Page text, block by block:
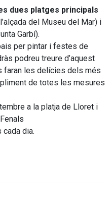
dues platges principals
del Museu del Mar) i
Garbí).
per pintar i festes de
podreu treure d’aquest
faran les delícies dels més
de totes les mesures
a la platja de Lloret i
dia.